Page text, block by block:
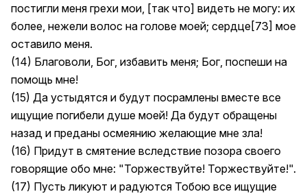
постигли меня грехи мои, [так что] видеть не могу: их
более, нежели волос на голове моей; сердце[73] мое
оставило меня.
(14) Благоволи, Бог, избавить меня; Бог, поспеши на
помощь мне!
(15) Да устыдятся и будут посрамлены вместе все
ищущие погибели душе моей! Да будут обращены
назад и преданы осмеянию желающие мне зла!
(16) Придут в смятение вследствие позора своего
говорящие обо мне: "Торжествуйте! Торжествуйте!".
(17) Пусть ликуют и радуются Тобою все ищущие